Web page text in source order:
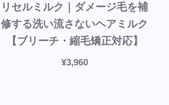
リセルミルク｜ダメージ毛を補
修する洗い流さないヘアミルク
【ブリーチ・縮毛矯正対応】
¥3,960